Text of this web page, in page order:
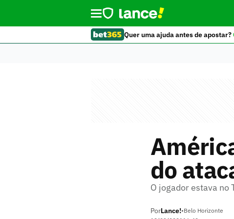
Quer uma ajuda antes de apostar?
do
O jogador estava no
PorLance!•Belo Horizonte